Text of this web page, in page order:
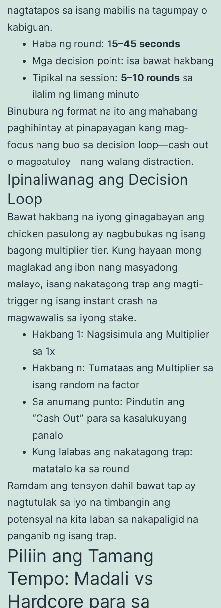
nagtatapos sa isang mabilis na tagumpay o
kabiguan.
Haba ng round: 15–45 seconds
Mga decision point: isa bawat hakbang
Tipikal na session: 5–10 rounds sa
ilalim ng limang minuto
Binubura ng format na ito ang mahabang
paghihintay at pinapayagan kang mag-
focus nang buo sa decision loop—cash out
o magpatuloy—nang walang distraction.
Ipinaliwanag ang Decision
Loop
Bawat hakbang na iyong ginagabayan ang
chicken pasulong ay nagbubukas ng isang
bagong multiplier tier. Kung hayaan mong
maglakad ang ibon nang masyadong
malayo, isang nakatagong trap ang magti-
trigger ng isang instant crash na
magwawalis sa iyong stake.
Hakbang 1: Nagsisimula ang Multiplier
sa 1x
Hakbang n: Tumataas ang Multiplier sa
isang random na factor
Sa anumang punto: Pindutin ang
“Cash Out” para sa kasalukuyang
panalo
Kung lalabas ang nakatagong trap:
matatalo ka sa round
Ramdam ang tensyon dahil bawat tap ay
nagtutulak sa iyo na timbangin ang
potensyal na kita laban sa nakapaligid na
panganib ng isang trap.
Piliin ang Tamang
Tempo: Madali vs
Hardcore para sa